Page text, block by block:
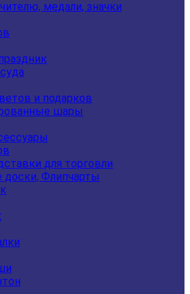
медали, значки
и подарков
шары
для торговли
Флипчарты